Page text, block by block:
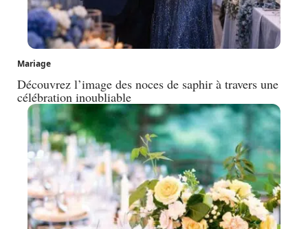
Mariage
Découvrez l’image des noces de saphir à travers une
célébration inoubliable